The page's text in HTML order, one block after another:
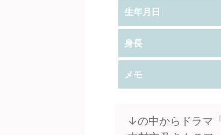
生年月日
身長
メモ
↓の中からドラマ